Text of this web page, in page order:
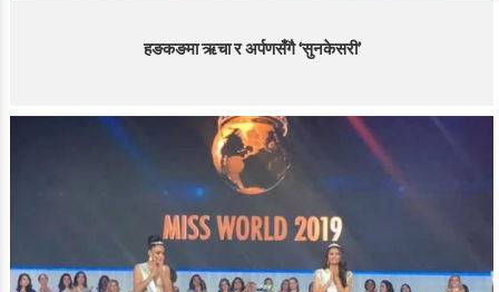
हङकङमा ऋचा र अर्पणसँगै ‘सुनकेसरी’